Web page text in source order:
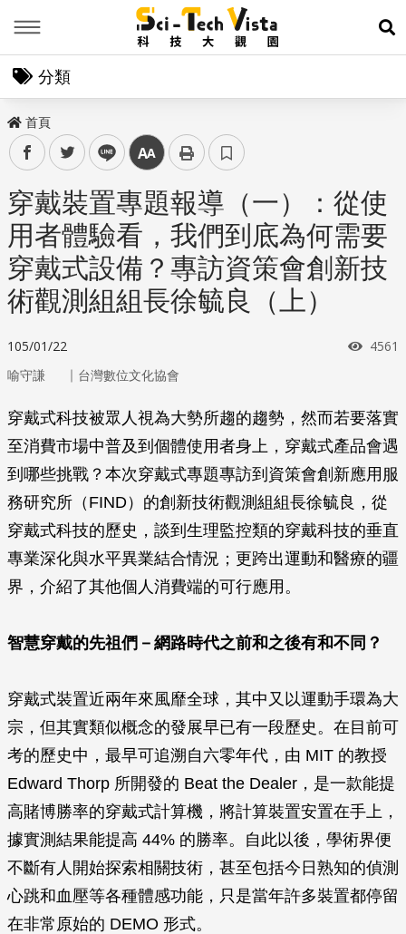
展
分類
首頁
facebooktwitter line 中
穿戴裝置專題報導（一）：從使
用者體驗看，我們到底為何需要
穿戴式設備？專訪資策會創新技
術觀測組組長徐毓良（上）
105/01/22 瀏覽
4561
喻守謙 ｜ 台灣數位文化協會
穿戴式科技被眾人視為大勢所趨的趨勢，然而若要落實
至消費市場中普及到個體使用者身上，穿戴式產品會遇
到哪些挑戰？本次穿戴式專題專訪到資策會創新應用服
務研究所（FIND）的創新技術觀測組組長徐毓良，從
穿戴式科技的歷史，談到生理監控類的穿戴科技的垂直
專業深化與水平異業結合情況；更跨出運動和醫療的疆
界，介紹了其他個人消費端的可行應用。
智慧穿戴的先祖們－網路時代之前和之後有和不同？
穿戴式裝置近兩年來風靡全球，其中又以運動手環為大
宗，但其實類似概念的發展早已有一段歷史。在目前可
考的歷史中，最早可追溯自六零年代，由 MIT 的教授
Edward Thorp 所開發的 Beat the Dealer，是一款能提
高賭博勝率的穿戴式計算機，將計算裝置安置在手上，
據實測結果能提高 44% 的勝率。自此以後，學術界便
不斷有人開始探索相關技術，甚至包括今日熟知的偵測
心跳和血壓等各種體感功能，只是當年許多裝置都停留
在非常原始的 DEMO 形式。